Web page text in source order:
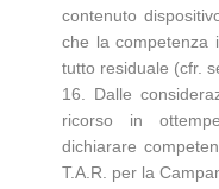
contenuto
che la competenza
tutto residuale (cfr.
16. Dalle
ricorso in
dichiarare
T.A.R. per la